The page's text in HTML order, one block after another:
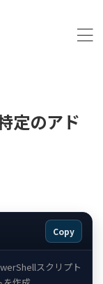
定のアド
Copy
スクリプト